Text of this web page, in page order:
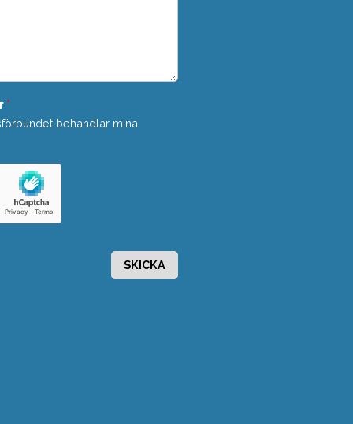
*
behandlar mina
SKICKA